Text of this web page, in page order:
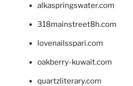
alkaspringswater.com
318mainstreet8h.com
lovenailsspari.com
oakberry-kuwait.com
quartzliterary.com